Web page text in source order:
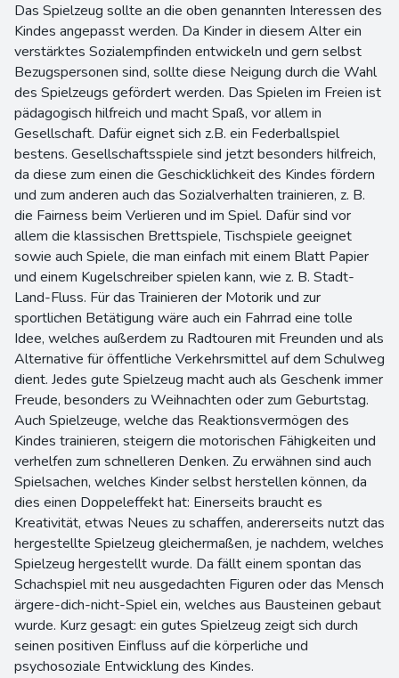
Das Spielzeug sollte an die oben genannten Interessen des
Kindes angepasst werden. Da Kinder in diesem Alter ein
verstärktes Sozialempfinden entwickeln und gern selbst
Bezugspersonen sind, sollte diese Neigung durch die Wahl
des Spielzeugs gefördert werden. Das Spielen im Freien ist
pädagogisch hilfreich und macht Spaß, vor allem in
Gesellschaft. Dafür eignet sich z.B. ein Federballspiel
bestens. Gesellschaftsspiele sind jetzt besonders hilfreich,
da diese zum einen die Geschicklichkeit des Kindes fördern
und zum anderen auch das Sozialverhalten trainieren, z. B.
die Fairness beim Verlieren und im Spiel. Dafür sind vor
allem die klassischen Brettspiele, Tischspiele geeignet
sowie auch Spiele, die man einfach mit einem Blatt Papier
und einem Kugelschreiber spielen kann, wie z. B. Stadt-
Land-Fluss. Für das Trainieren der Motorik und zur
sportlichen Betätigung wäre auch ein Fahrrad eine tolle
Idee, welches außerdem zu Radtouren mit Freunden und als
Alternative für öffentliche Verkehrsmittel auf dem Schulweg
dient. Jedes gute Spielzeug macht auch als Geschenk immer
Freude, besonders zu Weihnachten oder zum Geburtstag.
Auch Spielzeuge, welche das Reaktionsvermögen des
Kindes trainieren, steigern die motorischen Fähigkeiten und
verhelfen zum schnelleren Denken. Zu erwähnen sind auch
Spielsachen, welches Kinder selbst herstellen können, da
dies einen Doppeleffekt hat: Einerseits braucht es
Kreativität, etwas Neues zu schaffen, andererseits nutzt das
hergestellte Spielzeug gleichermaßen, je nachdem, welches
Spielzeug hergestellt wurde. Da fällt einem spontan das
Schachspiel mit neu ausgedachten Figuren oder das Mensch
ärgere-dich-nicht-Spiel ein, welches aus Bausteinen gebaut
wurde. Kurz gesagt: ein gutes Spielzeug zeigt sich durch
seinen positiven Einfluss auf die körperliche und
psychosoziale Entwicklung des Kindes.